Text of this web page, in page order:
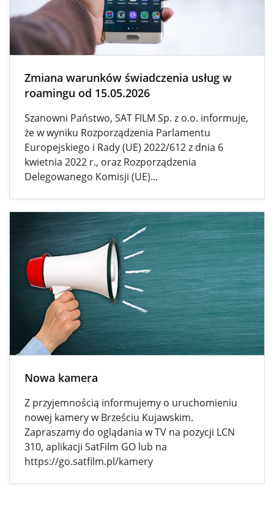
Zmiana warunków świadczenia usług w
roamingu od 15.05.2026
Szanowni Państwo, SAT FILM Sp. z o.o. informuje,
że w wyniku Rozporządzenia Parlamentu
Europejskiego i Rady (UE) 2022/612 z dnia 6
kwietnia 2022 r., oraz Rozporządzenia
Delegowanego Komisji (UE)...
Nowa kamera
Z przyjemnością informujemy o uruchomieniu
nowej kamery w Brześciu Kujawskim.
Zapraszamy do oglądania w TV na pozycji LCN
310, aplikacji SatFilm GO lub na
https://go.satfilm.pl/kamery